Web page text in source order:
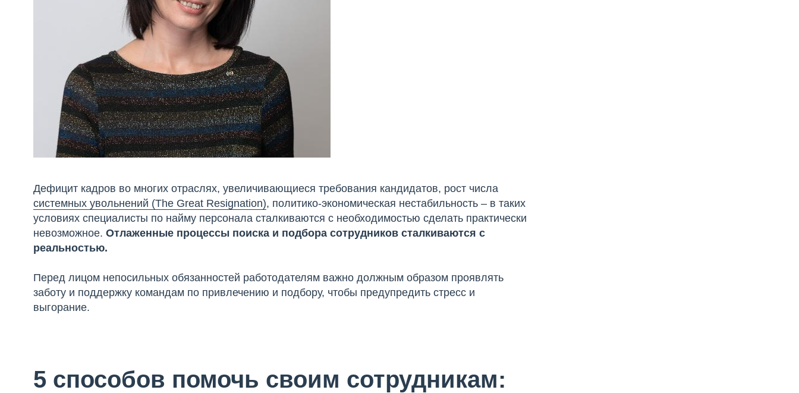
Дефицит кадров во многих отраслях, увеличивающиеся требования кандидатов, рост числа
системных увольнений (The Great Resignation), политико-экономическая нестабильность – в таких
условиях специалисты по найму персонала сталкиваются с необходимостью сделать практически
невозможное.Отлаженные процессы поиска и подбора сотрудников сталкиваются с
реальностью.
Перед лицом непосильных обязанностей работодателям важно должным образом проявлять
заботу и поддержку командам по привлечению и подбору, чтобы предупредить стресс и
выгорание.
5 способов помочь своим сотрудникам: